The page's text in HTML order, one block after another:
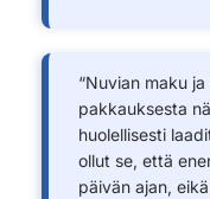
“Nuvian maku
pakkauksesta
huolellisesti
ollut se, että
päivän ajan,